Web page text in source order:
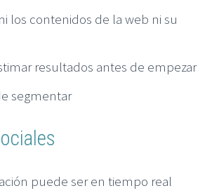
los contenidos de la web ni su
resultados antes de empezar
segmentar
puede ser en tiempo real